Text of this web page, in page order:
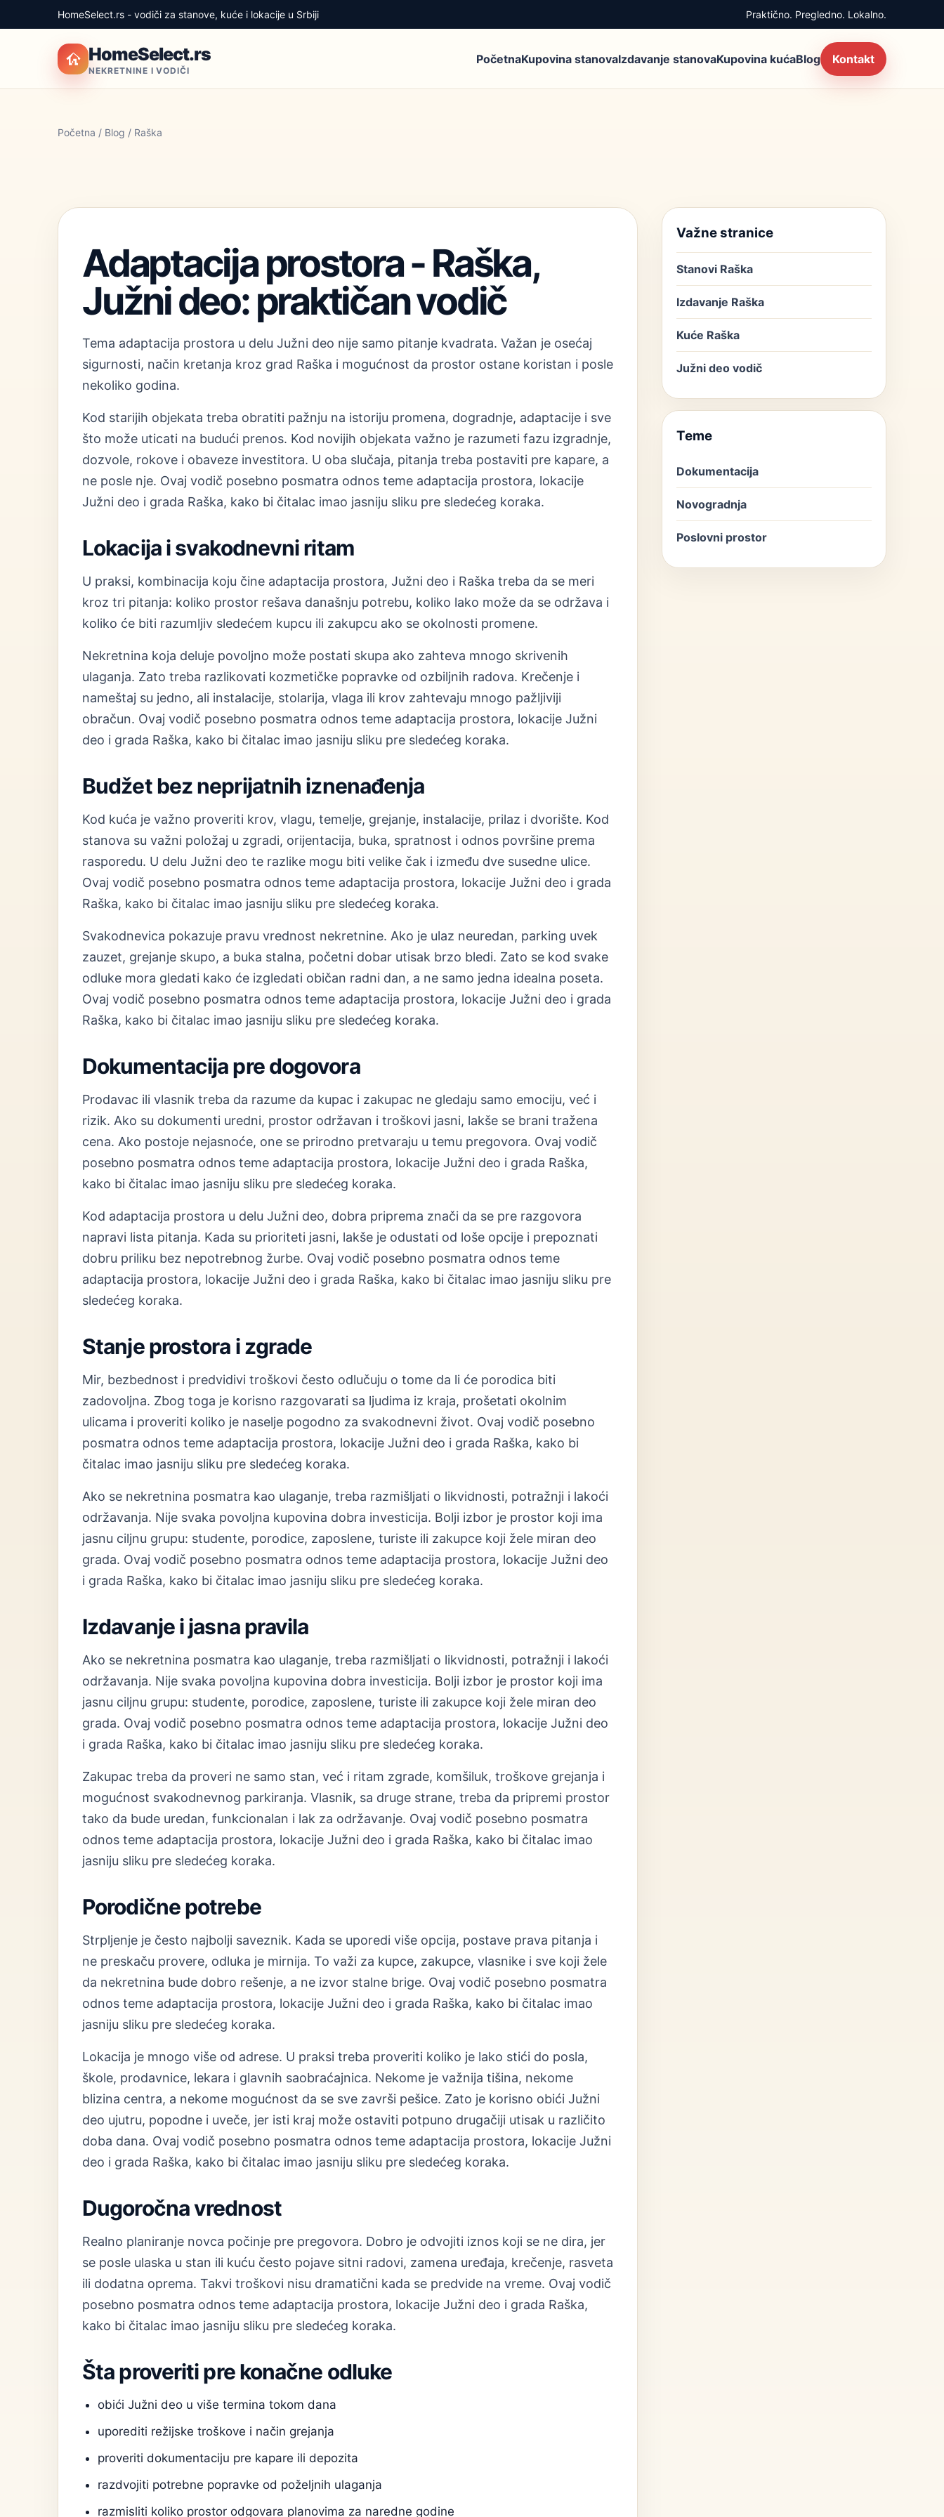
HomeSelect.rs - vodiči za stanove, kuće i lokacije u Srbiji Praktično. Pregledno. Lokalno.
HomeSelect.rs
NEKRETNINE I VODIČI
PočetnaKupovina stanovaIzdavanje stanovaKupovina kućaBlog Kontakt
Početna / Blog / Raška
Adaptacija prostora - Raška,
Južni deo: praktičan vodič
Tema adaptacija prostora u delu Južni deo nije samo pitanje kvadrata. Važan je osećaj
sigurnosti, način kretanja kroz grad Raška i mogućnost da prostor ostane koristan i posle
nekoliko godina.
Kod starijih objekata treba obratiti pažnju na istoriju promena, dogradnje, adaptacije i sve
što može uticati na budući prenos. Kod novijih objekata važno je razumeti fazu izgradnje,
dozvole, rokove i obaveze investitora. U oba slučaja, pitanja treba postaviti pre kapare, a
ne posle nje. Ovaj vodič posebno posmatra odnos teme adaptacija prostora, lokacije
Južni deo i grada Raška, kako bi čitalac imao jasniju sliku pre sledećeg koraka.
Lokacija i svakodnevni ritam
U praksi, kombinacija koju čine adaptacija prostora, Južni deo i Raška treba da se meri
kroz tri pitanja: koliko prostor rešava današnju potrebu, koliko lako može da se održava i
koliko će biti razumljiv sledećem kupcu ili zakupcu ako se okolnosti promene.
Nekretnina koja deluje povoljno može postati skupa ako zahteva mnogo skrivenih
ulaganja. Zato treba razlikovati kozmetičke popravke od ozbiljnih radova. Krečenje i
nameštaj su jedno, ali instalacije, stolarija, vlaga ili krov zahtevaju mnogo pažljiviji
obračun. Ovaj vodič posebno posmatra odnos teme adaptacija prostora, lokacije Južni
deo i grada Raška, kako bi čitalac imao jasniju sliku pre sledećeg koraka.
Budžet bez neprijatnih iznenađenja
Kod kuća je važno proveriti krov, vlagu, temelje, grejanje, instalacije, prilaz i dvorište. Kod
stanova su važni položaj u zgradi, orijentacija, buka, spratnost i odnos površine prema
rasporedu. U delu Južni deo te razlike mogu biti velike čak i između dve susedne ulice.
Ovaj vodič posebno posmatra odnos teme adaptacija prostora, lokacije Južni deo i grada
Raška, kako bi čitalac imao jasniju sliku pre sledećeg koraka.
Svakodnevica pokazuje pravu vrednost nekretnine. Ako je ulaz neuredan, parking uvek
zauzet, grejanje skupo, a buka stalna, početni dobar utisak brzo bledi. Zato se kod svake
odluke mora gledati kako će izgledati običan radni dan, a ne samo jedna idealna poseta.
Ovaj vodič posebno posmatra odnos teme adaptacija prostora, lokacije Južni deo i grada
Raška, kako bi čitalac imao jasniju sliku pre sledećeg koraka.
Dokumentacija pre dogovora
Prodavac ili vlasnik treba da razume da kupac i zakupac ne gledaju samo emociju, već i
rizik. Ako su dokumenti uredni, prostor održavan i troškovi jasni, lakše se brani tražena
cena. Ako postoje nejasnoće, one se prirodno pretvaraju u temu pregovora. Ovaj vodič
posebno posmatra odnos teme adaptacija prostora, lokacije Južni deo i grada Raška,
kako bi čitalac imao jasniju sliku pre sledećeg koraka.
Kod adaptacija prostora u delu Južni deo, dobra priprema znači da se pre razgovora
napravi lista pitanja. Kada su prioriteti jasni, lakše je odustati od loše opcije i prepoznati
dobru priliku bez nepotrebnog žurbe. Ovaj vodič posebno posmatra odnos teme
adaptacija prostora, lokacije Južni deo i grada Raška, kako bi čitalac imao jasniju sliku pre
sledećeg koraka.
Stanje prostora i zgrade
Mir, bezbednost i predvidivi troškovi često odlučuju o tome da li će porodica biti
zadovoljna. Zbog toga je korisno razgovarati sa ljudima iz kraja, prošetati okolnim
ulicama i proveriti koliko je naselje pogodno za svakodnevni život. Ovaj vodič posebno
posmatra odnos teme adaptacija prostora, lokacije Južni deo i grada Raška, kako bi
čitalac imao jasniju sliku pre sledećeg koraka.
Ako se nekretnina posmatra kao ulaganje, treba razmišljati o likvidnosti, potražnji i lakoći
održavanja. Nije svaka povoljna kupovina dobra investicija. Bolji izbor je prostor koji ima
jasnu ciljnu grupu: studente, porodice, zaposlene, turiste ili zakupce koji žele miran deo
grada. Ovaj vodič posebno posmatra odnos teme adaptacija prostora, lokacije Južni deo
i grada Raška, kako bi čitalac imao jasniju sliku pre sledećeg koraka.
Izdavanje i jasna pravila
Ako se nekretnina posmatra kao ulaganje, treba razmišljati o likvidnosti, potražnji i lakoći
održavanja. Nije svaka povoljna kupovina dobra investicija. Bolji izbor je prostor koji ima
jasnu ciljnu grupu: studente, porodice, zaposlene, turiste ili zakupce koji žele miran deo
grada. Ovaj vodič posebno posmatra odnos teme adaptacija prostora, lokacije Južni deo
i grada Raška, kako bi čitalac imao jasniju sliku pre sledećeg koraka.
Zakupac treba da proveri ne samo stan, već i ritam zgrade, komšiluk, troškove grejanja i
mogućnost svakodnevnog parkiranja. Vlasnik, sa druge strane, treba da pripremi prostor
tako da bude uredan, funkcionalan i lak za održavanje. Ovaj vodič posebno posmatra
odnos teme adaptacija prostora, lokacije Južni deo i grada Raška, kako bi čitalac imao
jasniju sliku pre sledećeg koraka.
Porodične potrebe
Strpljenje je često najbolji saveznik. Kada se uporedi više opcija, postave prava pitanja i
ne preskaču provere, odluka je mirnija. To važi za kupce, zakupce, vlasnike i sve koji žele
da nekretnina bude dobro rešenje, a ne izvor stalne brige. Ovaj vodič posebno posmatra
odnos teme adaptacija prostora, lokacije Južni deo i grada Raška, kako bi čitalac imao
jasniju sliku pre sledećeg koraka.
Lokacija je mnogo više od adrese. U praksi treba proveriti koliko je lako stići do posla,
škole, prodavnice, lekara i glavnih saobraćajnica. Nekome je važnija tišina, nekome
blizina centra, a nekome mogućnost da se sve završi pešice. Zato je korisno obići Južni
deo ujutru, popodne i uveče, jer isti kraj može ostaviti potpuno drugačiji utisak u različito
doba dana. Ovaj vodič posebno posmatra odnos teme adaptacija prostora, lokacije Južni
deo i grada Raška, kako bi čitalac imao jasniju sliku pre sledećeg koraka.
Dugoročna vrednost
Realno planiranje novca počinje pre pregovora. Dobro je odvojiti iznos koji se ne dira, jer
se posle ulaska u stan ili kuću često pojave sitni radovi, zamena uređaja, krečenje, rasveta
ili dodatna oprema. Takvi troškovi nisu dramatični kada se predvide na vreme. Ovaj vodič
posebno posmatra odnos teme adaptacija prostora, lokacije Južni deo i grada Raška,
kako bi čitalac imao jasniju sliku pre sledećeg koraka.
Šta proveriti pre konačne odluke
obići Južni deo u više termina tokom dana
uporediti režijske troškove i način grejanja
proveriti dokumentaciju pre kapare ili depozita
razdvojiti potrebne popravke od poželjnih ulaganja
razmisliti koliko prostor odgovara planovima za naredne godine
Važne stranice
Stanovi Raška
Izdavanje Raška
Kuće Raška
Južni deo vodič
Teme
Dokumentacija
Novogradnja
Poslovni prostor